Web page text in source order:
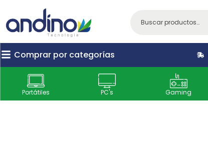
Comprar por categorías
Portátiles PC's Gaming